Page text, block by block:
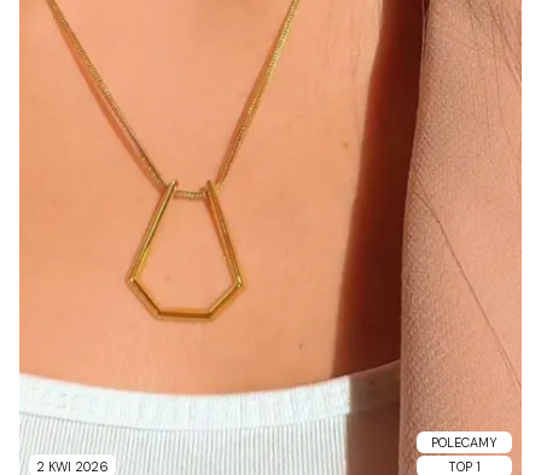
2 KWI 2026
POLECAMY
TOP 1